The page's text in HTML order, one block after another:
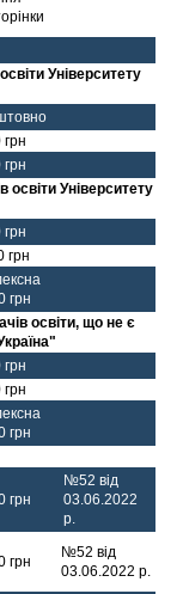
Університету
освіти Університету
грн
грн
освіти, що не є
грн
грн
№52 від
03.06.2022
р.
грн
№52 від
03.06.2022 р.